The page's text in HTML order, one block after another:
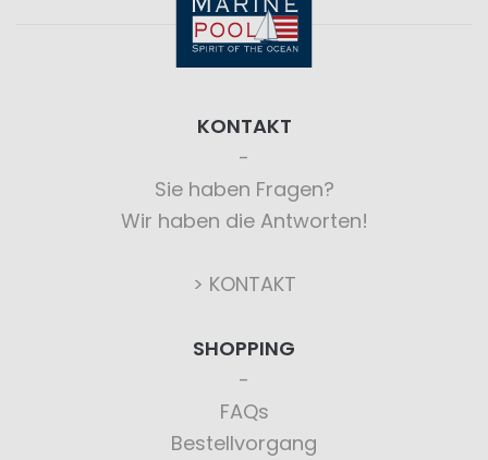
KONTAKT
Sie haben Fragen?
Wir haben die Antworten!
> KONTAKT
SHOPPING
FAQs
Bestellvorgang